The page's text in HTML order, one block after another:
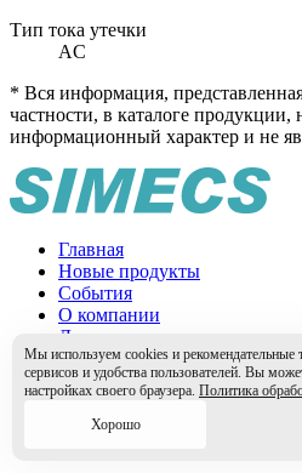
Тип тока утечки
AC
* Вся информация,
частности, в каталоге продукции,
информационный характер и не
Главная
Новые продукты
События
О компании
Документация
Сервис и Техподдержка
Партнеры
Контакты
Встраиваемые системы
Мы используем cookies и рекомендательные
сервисов и удобства пользователей. Вы
настройках своего браузера. Политика
Хорошо